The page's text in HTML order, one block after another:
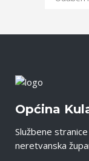
Općina
Službene
neretvanska